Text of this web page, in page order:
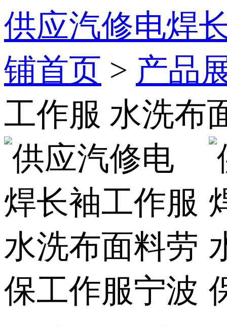
供应汽修电焊
铺首页 > 产品
工作服 水洗布